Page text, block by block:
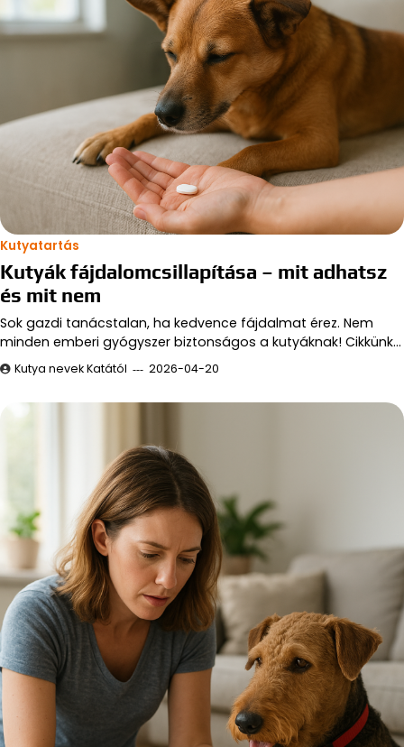
Kutyatartás
Kutyák fájdalomcsillapítása – mit adhatsz
és mit nem
Sok gazdi tanácstalan, ha kedvence fájdalmat érez. Nem
minden emberi gyógyszer biztonságos a kutyáknak! Cikkünk…
Kutya nevek Katától 2026-04-20